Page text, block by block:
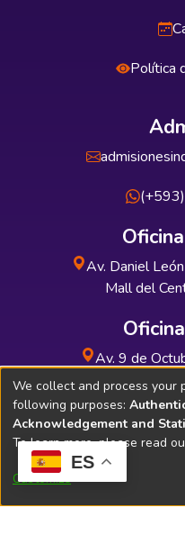
ES
Política
Av. Daniel
Mall del
Av. 9 de
Soporte
We collect and process your
following purposes:
Acknowledgement and
To learn more, please read
Customize